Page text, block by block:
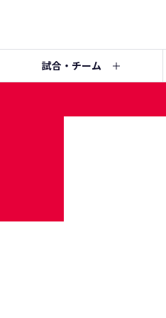
試合・チーム